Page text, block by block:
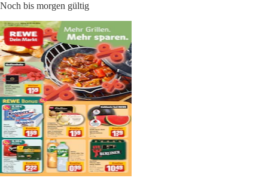
Noch bis morgen gültig